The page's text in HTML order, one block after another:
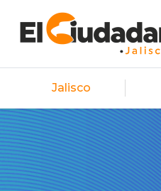
Jalisco